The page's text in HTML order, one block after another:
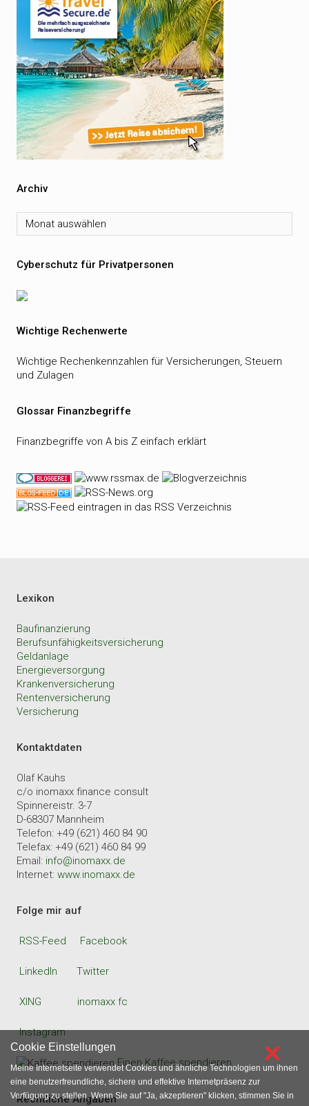
Archiv
Archiv
Cyberschutz für Privatpersonen
Wichtige Rechenwerte
Wichtige Rechenkennzahlen für Versicherungen, Steuern
und Zulagen
Glossar Finanzbegriffe
Finanzbegriffe von A bis Z einfach erklärt
Lexikon
Baufinanzierung
Berufsunfähigkeitsversicherung
Geldanlage
Energieversorgung
Krankenversicherung
Rentenversicherung
Versicherung
Kontaktdaten
Olaf Kauhs
c/o inomaxx finance consult
Spinnereistr. 3-7
D-68307 Mannheim
Telefon: +49 (621) 460 84 90
Telefax: +49 (621) 460 84 99
Email: info@inomaxx.de
Internet: www.inomaxx.de
Folge mir auf
RSS-Feed Facebook
LinkedIn Twitter
XING inomaxx fc
Instagram
Einen Kaffee spendieren
Rechtliche Angaben
×
Cookie Einstellungen
Meine Internetseite verwendet Cookies und ähnliche Technologien um ihnen
eine benutzerfreundliche, sichere und effektive Internetpräsenz zur
Verfügung zu stellen. Wenn Sie auf "Ja, akzeptieren" klicken, stimmen Sie in